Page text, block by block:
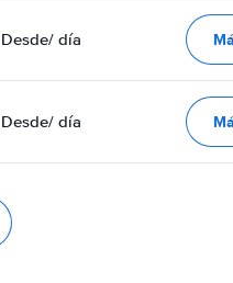
Desde/ día
Desde/ día